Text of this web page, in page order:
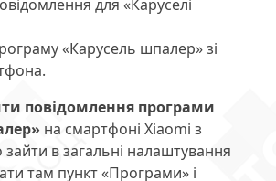
для «Каруселі
«Карусель шпалер» зі
повідомлення програми
на смартфоні Xiaomi з
в загальні налаштування
там пункт «Програми» і